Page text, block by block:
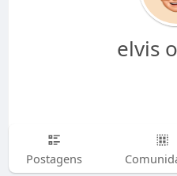
elvis
Postagens